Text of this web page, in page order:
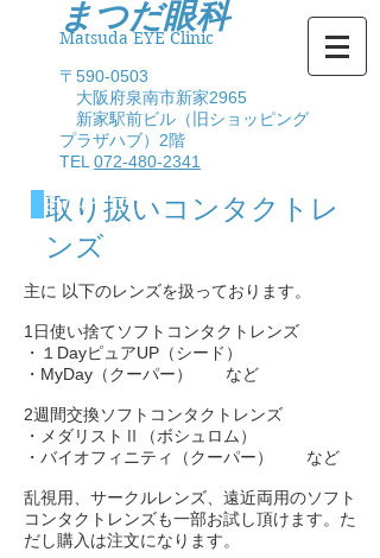
まつだ眼科
Matsuda EYE Clinic
〒590-0503
大阪府泉南市新家2965
新家駅前ビル（旧ショッピング
プラザハブ）2階
TEL 072-480-2341
取り扱いコンタクトレ
ンズ
お知らせ
主に 以下のレンズを扱っております。
1日使い捨てソフトコンタクトレンズ
・１DayピュアUP（シード）
・MyDay（クーパー） など
​2週間交換ソフトコンタクトレンズ
・メダリストⅡ（ボシュロム）
・バイオフィニティ（クーパー） など
乱視用、サークルレンズ、遠近両用のソフト
コンタクトレンズも一部お試し頂けます。た
だし購入は注文になります。